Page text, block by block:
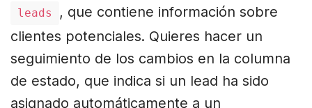
leads
, que contiene información sobre
clientes potenciales. Quieres hacer un
seguimiento de los cambios en la columna
de estado, que indica si un lead ha sido
asignado automáticamente a un